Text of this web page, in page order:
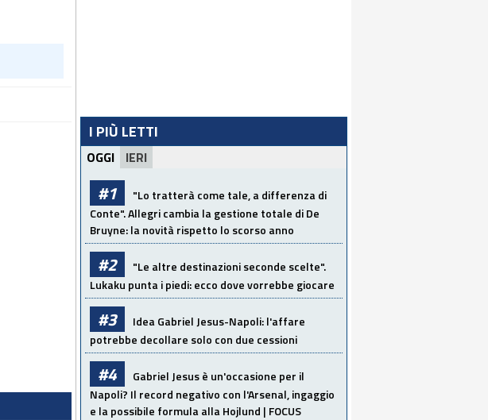
I PIÙ LETTI
OGGI IERI
#1
"Lo tratterà come tale, a differenza di
Conte". Allegri cambia la gestione totale di De
Bruyne: la novità rispetto lo scorso anno
#2
"Le altre destinazioni seconde scelte".
Lukaku punta i piedi: ecco dove vorrebbe giocare
#3
Idea Gabriel Jesus-Napoli: l'affare
potrebbe decollare solo con due cessioni
#4
Gabriel Jesus è un'occasione per il
Napoli? Il record negativo con l'Arsenal, ingaggio
e la possibile formula alla Hojlund | FOCUS